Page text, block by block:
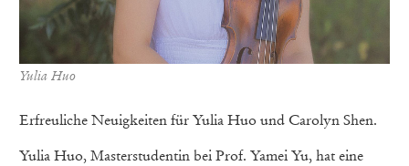
Yulia Huo
Erfreuliche Neuigkeiten für Yulia Huo und Carolyn Shen.
Yulia Huo, Masterstudentin bei Prof. Yamei Yu, hat eine